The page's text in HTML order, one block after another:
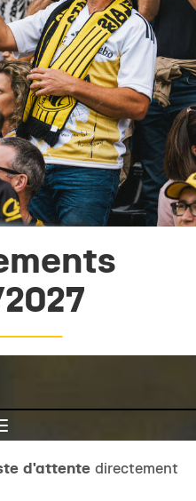
d'attente directement